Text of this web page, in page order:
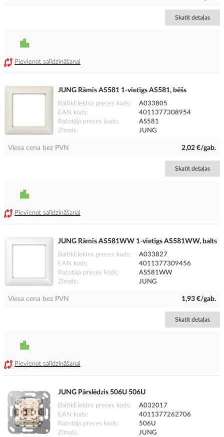
Skatīt detaļas
Pievienot salīdzināšanai
JUNG Rāmis AS581 1-vietīgs AS581, bēšs
BaltikElektro preces kods
A033805
EAN kods
4011377308954
Ražotāja preces kods
AS581
Zīmols
JUNG
Viesa cena bez PVN 2,02 €/gab.
Skatīt detaļas
Pievienot salīdzināšanai
JUNG Rāmis AS581WW 1-vietīgs AS581WW, balts
BaltikElektro preces kods
A033827
EAN kods
4011377309456
Ražotāja preces kods
AS581WW
Zīmols
JUNG
Viesa cena bez PVN 1,93 €/gab.
Skatīt detaļas
Pievienot salīdzināšanai
JUNG Pārslēdzis 506U 506U
BaltikElektro preces kods
A032017
EAN kods
4011377262706
Ražotāja preces kods
506U
Zīmols
JUNG